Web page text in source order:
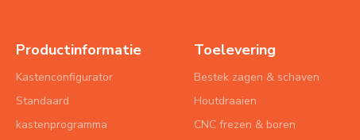
Productinformatie
Kastenconfigurator
Standaard
kastenprogramma
Toelevering
Bestek zagen & schaven
Houtdraaien
CNC frezen & boren